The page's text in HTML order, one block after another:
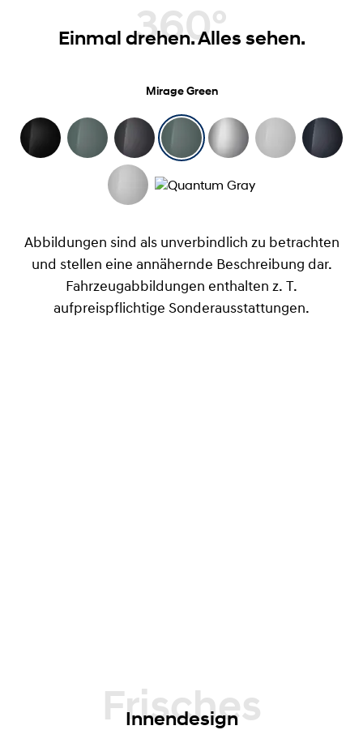
360°
Einmal drehen. Alles sehen.
Mirage Green
Abbildungen sind als unverbindlich zu betrachten
und stellen eine annähernde Beschreibung dar.
Fahrzeugabbildungen enthalten z. T.
aufpreispflichtige Sonderausstattungen.
Frisches
Innendesign